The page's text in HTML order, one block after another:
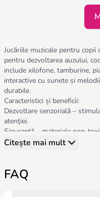
Jucăriile muzicale pentru
pentru dezvoltarea auzului,
include xilofone, tamburine,
interactive cu sunete și
durabile.
Caracteristici și beneficii:
Dezvoltare senzorială –
atenției.
Siguranță – materiale non-
sugari.
Funcționalitate – melodii
baterii incluse sau reîncărcabile.
Citește mai mult
FAQ